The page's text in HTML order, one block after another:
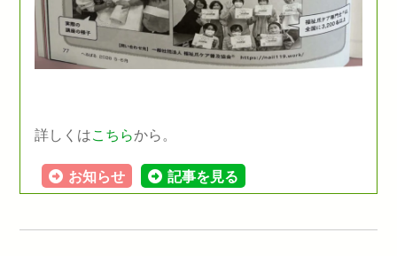
詳しくはこちらから。
お知らせ 記事を見る